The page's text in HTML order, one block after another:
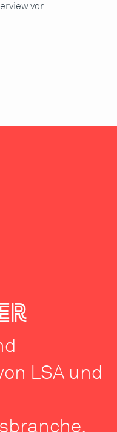
vor.
LSA und